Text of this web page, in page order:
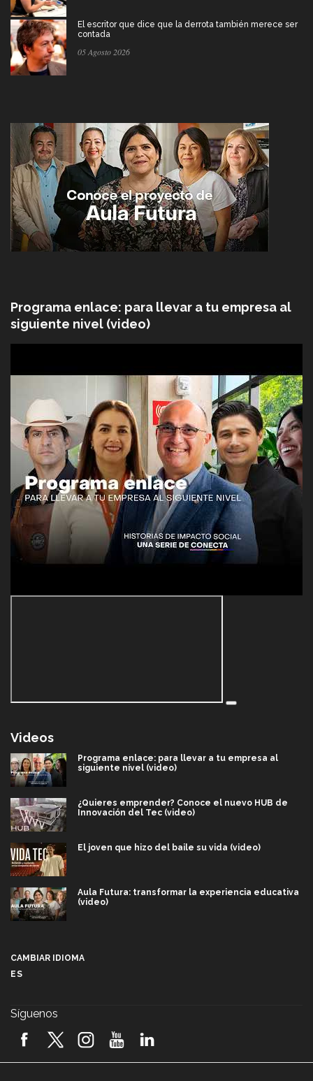
El escritor que dice que la derrota también merece ser
contada
05 Agosto 2026
Programa enlace: para llevar a tu empresa al
siguiente nivel (video)
Videos
Programa enlace: para llevar a tu empresa al
siguiente nivel (video)
¿Quieres emprender? Conoce el nuevo HUB de
Innovación del Tec (video)
El joven que hizo del baile su vida (video)
Aula Futura: transformar la experiencia educativa
(video)
2026! (video)
CAMBIAR IDIOMA
ES
Síguenos